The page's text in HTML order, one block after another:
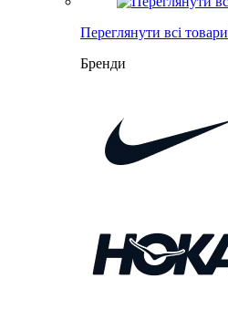
Переглянути всі товари
Бренди